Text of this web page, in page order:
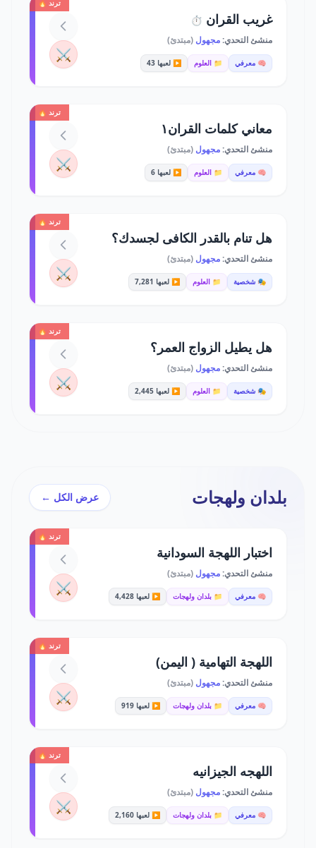
ترند 🔥
غريب القران ⏱️
منشئ التحدي:مجهول (مبتدئ)
🧠 معرفي 📁 العلوم ▶️ لعبها 43 ⚔️
ترند 🔥
معاني كلمات القران١
منشئ التحدي:مجهول (مبتدئ)
🧠 معرفي 📁 العلوم ▶️ لعبها 6 ⚔️
ترند 🔥
هل تنام بالقدر الكافى لجسدك؟
منشئ التحدي:مجهول (مبتدئ)
🎭 شخصية 📁 العلوم ▶️ لعبها 7,281 ⚔️
ترند 🔥
هل يطيل الزواج العمر؟
منشئ التحدي:مجهول (مبتدئ)
🎭 شخصية 📁 العلوم ▶️ لعبها 2,445 ⚔️
بلدان ولهجات عرض الكل ←
ترند 🔥
اختبار اللهجة السودانية
منشئ التحدي:مجهول (مبتدئ)
🧠 معرفي 📁 بلدان ولهجات ▶️ لعبها 4,428 ⚔️
ترند 🔥
اللهجة التهامية ( اليمن)
منشئ التحدي:مجهول (مبتدئ)
🧠 معرفي 📁 بلدان ولهجات ▶️ لعبها 919 ⚔️
ترند 🔥
اللهجه الجيزانيه
منشئ التحدي:مجهول (مبتدئ)
🧠 معرفي 📁 بلدان ولهجات ▶️ لعبها 2,160 ⚔️